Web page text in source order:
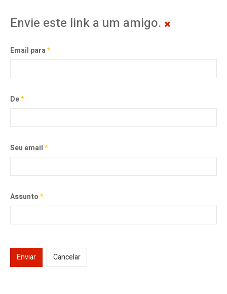
Envie este link a um amigo.
Email para*
De*
Seu email*
Assunto*
Enviar Cancelar